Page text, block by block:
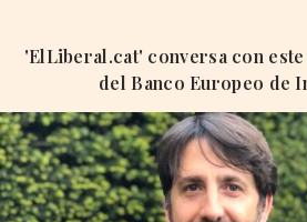
'ElLiberal.cat' conversa con
del Banco Europeo de